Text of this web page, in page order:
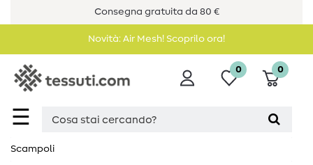
Consegna gratuita da 80 €
Novità: Air Mesh! Scoprilo ora!
☰
0 0
Scampoli